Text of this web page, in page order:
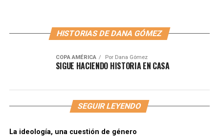
HISTORIAS DE DANA GÓMEZ
COPA AMÉRICA Por Dana Gómez
SIGUE HACIENDO HISTORIA EN CASA
SEGUIR LEYENDO
La ideología, una cuestión de género